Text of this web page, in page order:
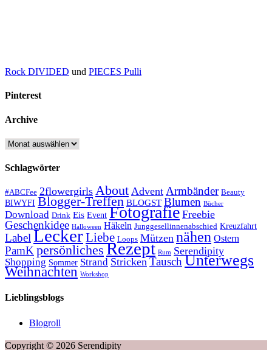
Rock DIVIDED und PIECES Pulli
Pinterest
Archive
Archive
Schlagwörter
#ABCFee 2flowergirls About Advent Armbänder Beauty
BIWYFI Blogger-Treffen BLOGST Blumen Bücher
Download Drink Eis Event Fotografie Freebie
Geschenkidee Halloween Häkeln Junggesellinnenabschied Kreuzfahrt
LabelLeckerLiebe Loops Mützen nähen Ostern
PamKpersönliches Rezept Rum Serendipity
Shopping Sommer Strand Stricken TauschUnterwegs
Weihnachten Workshop
Lieblingsblogs
Blogroll
Copyright © 2026 Serendipity